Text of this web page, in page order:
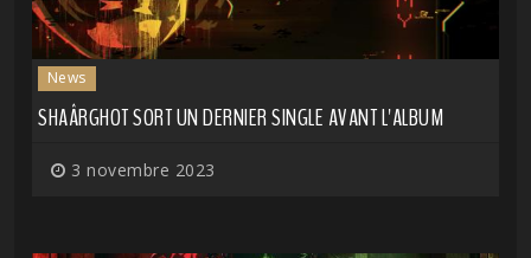
News
SHAÂRGHOT SORT UN DERNIER SINGLE AVANT L'ALBUM
3 novembre 2023